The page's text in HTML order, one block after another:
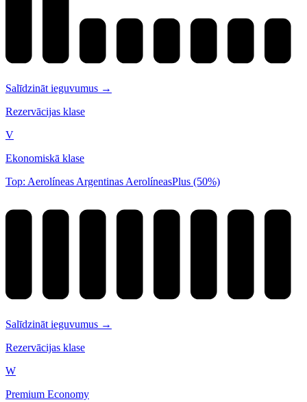
Salīdzināt ieguvumus →
Rezervācijas klase
V
Ekonomiskā klase
Top: Aerolíneas Argentinas AerolíneasPlus (50%)
Salīdzināt ieguvumus →
Rezervācijas klase
W
Premium Economy